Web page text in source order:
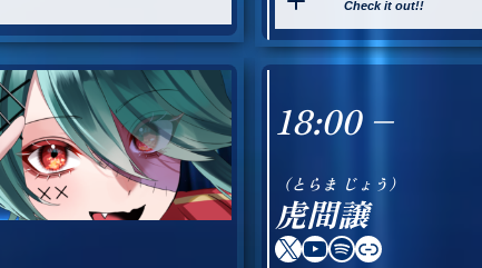
Check it out!!
18:00 –
（とらま じょう）
虎間譲
X YouTube Spotify Link